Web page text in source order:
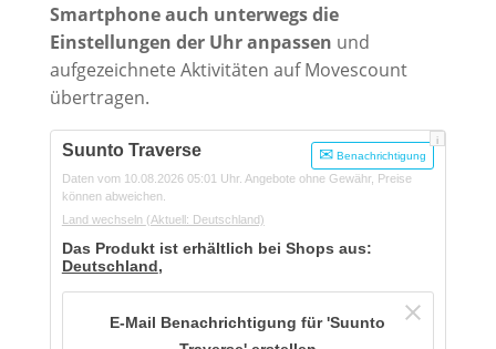
Smartphone auch unterwegs die
Einstellungen der Uhr anpassen und
aufgezeichnete Aktivitäten auf Movescount
übertragen.
i
Suunto Traverse Benachrichtigung
Daten vom 10.08.2026 05:01 Uhr. Angebote ohne Gewähr, Preise
können abweichen.
Land wechseln (Aktuell: Deutschland)
Das Produkt ist erhältlich bei Shops aus:
Deutschland,
E-Mail Benachrichtigung für 'Suunto